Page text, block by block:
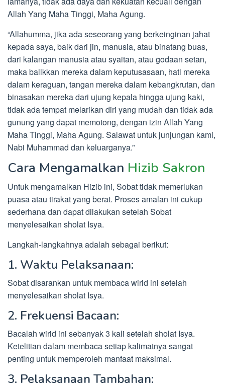
Allah Yang Maha Tinggi, Maha Agung.
“Allahumma, jika ada seseorang yang berkeinginan jahat
kepada saya, baik dari jin, manusia, atau binatang buas,
dari kalangan manusia atau syaitan, atau godaan setan,
maka balikkan mereka dalam keputusasaan, hati mereka
dalam keraguan, tangan mereka dalam kebangkrutan, dan
binasakan mereka dari ujung kepala hingga ujung kaki,
tidak ada tempat melarikan diri yang mudah dan tidak ada
gunung yang dapat memotong, dengan izin Allah Yang
Maha Tinggi, Maha Agung. Salawat untuk junjungan kami,
Nabi Muhammad dan keluarganya.”
Cara Mengamalkan Hizib Sakron
Untuk mengamalkan Hizib ini, Sobat tidak memerlukan
puasa atau tirakat yang berat. Proses amalan ini cukup
sederhana dan dapat dilakukan setelah Sobat
menyelesaikan sholat Isya.
Langkah-langkahnya adalah sebagai berikut:
1. Waktu Pelaksanaan:
Sobat disarankan untuk membaca wirid ini setelah
menyelesaikan sholat Isya.
2. Frekuensi Bacaan:
Bacalah wirid ini sebanyak 3 kali setelah sholat Isya.
Ketelitian dalam membaca setiap kalimatnya sangat
penting untuk memperoleh manfaat maksimal.
3. Pelaksanaan Tambahan: